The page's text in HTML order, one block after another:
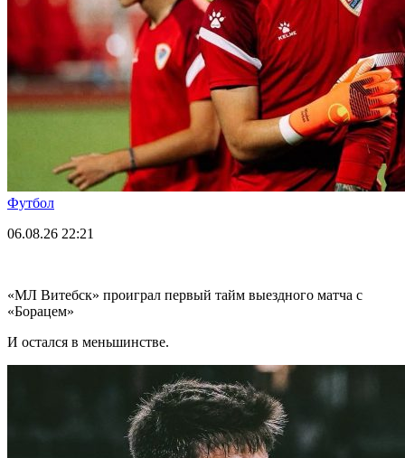
Футбол
06.08.26 22:21
«МЛ Витебск» проиграл первый тайм выездного матча с
«Борацем»
И остался в меньшинстве.